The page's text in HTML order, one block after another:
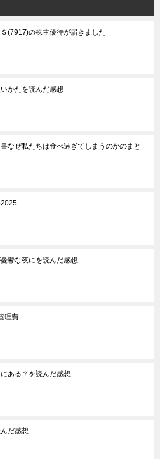
Ｓ(7917)の株主優待が届きました
かたを読んだ感想
なぜ私たちは食べ過ぎてしまうのかのまと
鬱な夜にを読んだ感想
理費
ある？を読んだ感想
だ感想